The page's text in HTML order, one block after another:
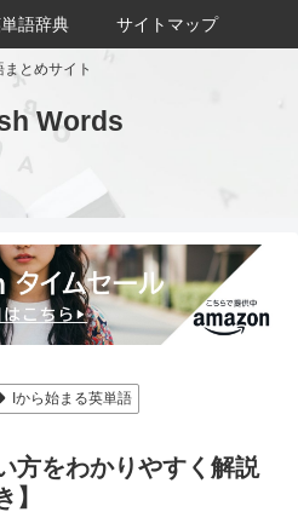
まとめサイト
Words
語辞典 サイトマップ
Iから始まる英単語
方をわかりやすく解説
】